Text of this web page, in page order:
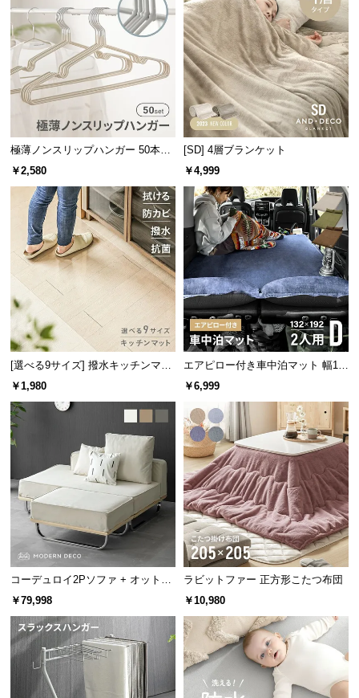
お
様
サ
ー
ト
ロ
グ
企
情
ダイニングテーブルにも対応
ソファだけでなくダイニングテーブルの下に敷いて
も効果があります。ズレを抑え、床へのキズもしっ
かり防ぎます。
水洗い可能でお手入れラクラク
万が一汚れても水洗いできるので、清潔な状態をし
っかりキープできます。
極薄ノンスリップハンガー 50本セ
ット
￥2,580
[SD] 4層ブランケット
￥4,999
[選べる9サイズ] 撥水キッチンマッ
ト
￥1,980
エアピロー付き車中泊マット 幅13
2cm
￥6,999
コーデュロイ2Pソファ + オットマ
ン
￥79,998
ラビットファー 正方形こたつ布団
￥10,980